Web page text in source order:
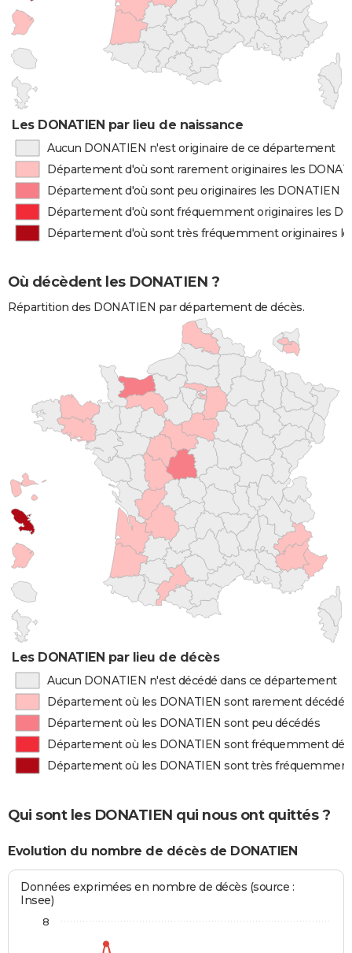
Les DONATIEN par lieu de naissance
Aucun DONATIEN n'est originaire de ce département
Département d'où sont rarement originaires les
Département d'où sont peu originaires les DONATIEN
Département d'où sont fréquemment originaires les
Département d'où sont très fréquemment originaires
Où décèdent les DONATIEN ?
Répartition des DONATIEN par département de décès.
Les DONATIEN par lieu de décès
Aucun DONATIEN n'est décédé dans ce département
Département où les DONATIEN sont rarement décédés
Département où les DONATIEN sont peu décédés
Département où les DONATIEN sont fréquemment
Département où les DONATIEN sont très
Qui sont les DONATIEN qui nous ont quittés ?
Evolution du nombre de décès de DONATIEN
Données exprimées en nombre de décès (source :
Insee)
8